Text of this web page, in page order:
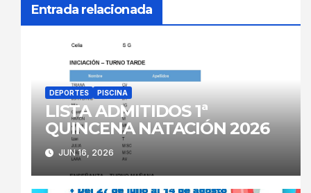
Entrada relacionada
DEPORTES PISCINA
LISTA ADMITIDOS 1ª
QUINCENA NATACIÓN 2026
JUN 16, 2026